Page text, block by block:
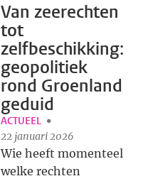
Van zeerechten
tot
zelfbeschikking:
geopolitiek
rond Groenland
geduid
ACTUEEL
22 januari 2026
Wie heeft momenteel
welke rechten